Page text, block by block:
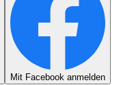
Mit Facebook anmelden